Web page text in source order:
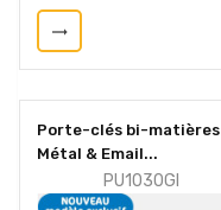
trending_flat
Porte-clés bi-matières
Métal & Email...
PU1030GI